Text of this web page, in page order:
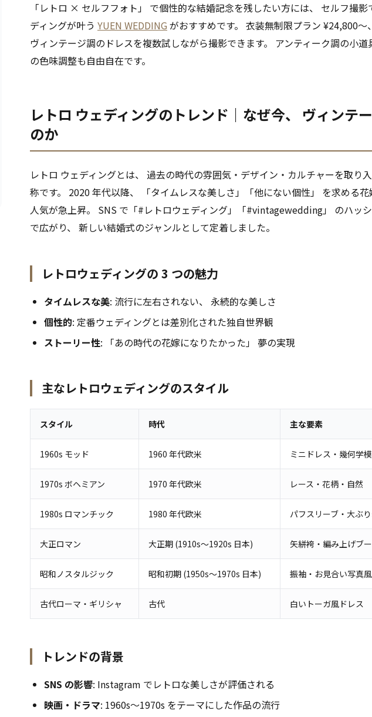
「レトロ × セルフフォト」 で個性的な結婚記念を残したい方には、 セルフ撮影
ディングが叶う YUEN WEDDINGがおすすめです。 衣装無制限プラン ¥24,800〜
ヴィンテージ調のドレスを複数試しながら撮影できます。 アンティーク調の小
の色味調整も自由自在です。
レトロ ウェディングのトレンド｜なぜ今、 ヴィンテ
のか
レトロ ウェディングとは、 過去の時代の雰囲気・デザイン・カルチャーを取り
称です。 2020 年代以降、 「タイムレスな美しさ」「他にない個性」 を求める
人気が急上昇。 SNS で「#レトロウェディング」「#vintagewedding」 のハッ
で広がり、 新しい結婚式のジャンルとして定着しました。
レトロウェディングの 3 つの魅力
タイムレスな美: 流行に左右されない、 永続的な美しさ
個性的: 定番ウェディングとは差別化された独自世界観
ストーリー性: 「あの時代の花嫁になりたかった」 夢の実現
主なレトロウェディングのスタイル
スタイル 時代 主な要素
1960s モッド 1960 年代欧米 ミニドレス・幾何学
1970s ボヘミアン 1970 年代欧米 レース・花柄・自然
1980s ロマンチック 1980 年代欧米 パフスリーブ・大ぶ
大正ロマン 大正期 (1910s〜1920s 日本) 矢絣袴・編み上げブ
昭和ノスタルジック 昭和初期 (1950s〜1970s 日本) 振袖・お見合い写真風
古代ローマ・ギリシャ 古代 白いトーガ風ドレス
トレンドの背景
SNS の影響: Instagram でレトロな美しさが評価される
映画・ドラマ: 1960s〜1970s をテーマにした作品の流行